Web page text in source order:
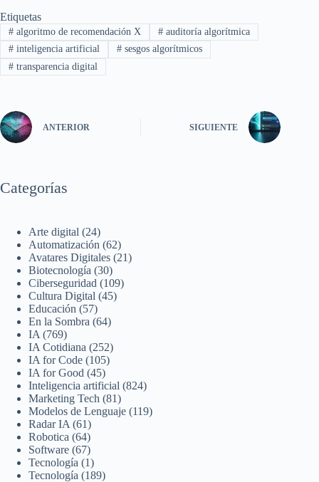
Etiquetas
#algoritmo de recomendación X #auditoría algorítmica
#inteligencia artificial #sesgos algorítmicos
#transparencia digital
ANTERIOR SIGUIENTE
Categorías
Arte digital (24)
Automatización (62)
Avatares Digitales (21)
Biotecnología (30)
Ciberseguridad (109)
Cultura Digital (45)
Educación (57)
En la Sombra (64)
IA (769)
IA Cotidiana (252)
IA for Code (105)
IA for Good (45)
Inteligencia artificial (824)
Marketing Tech (81)
Modelos de Lenguaje (119)
Radar IA (61)
Robotica (64)
Software (67)
Tecnología (1)
Tecnología (189)